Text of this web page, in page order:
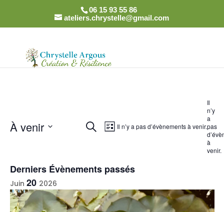
06 15 93 55 86
ateliers.chrystelle@gmail.com
Il
n’y
a
pas
à
venir.
Il n’y a pas d’évènements à venir.
Recherche
de
vues
Évènements
RechercheNavigation
de
Liste
À venir
Derniers Évènements passés
Juin 20 2026